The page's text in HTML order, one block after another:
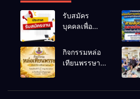
รับสมัคร
บุคคลเพื่อ
เลือกสรรเป็น
พนักงาน
กิจกรรมหล่อ
เทียนพรรษา